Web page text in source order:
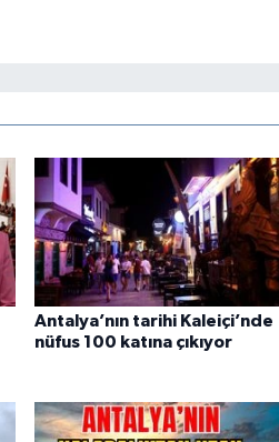
Antalya’nın tarihi Kaleiçi’nde
nüfus 100 katına çıkıyor